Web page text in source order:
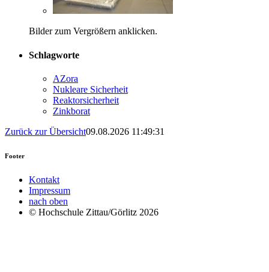
Bilder zum Vergrößern anklicken.
Schlagworte
AZora
Nukleare Sicherheit
Reaktorsicherheit
Zinkborat
Zurück zur Übersicht09.08.2026 11:49:31
Footer
Kontakt
Impressum
nach oben
© Hochschule Zittau/Görlitz 2026